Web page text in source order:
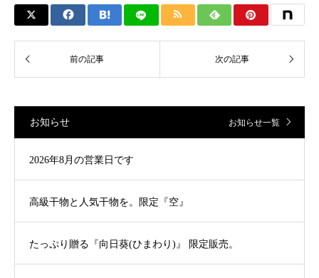
お知らせ お知らせ一覧
2026年8月の営業日です
高級干物と人気干物を。限定『空』
たっぷり贈る『向日葵(ひまわり)』 限定販売。